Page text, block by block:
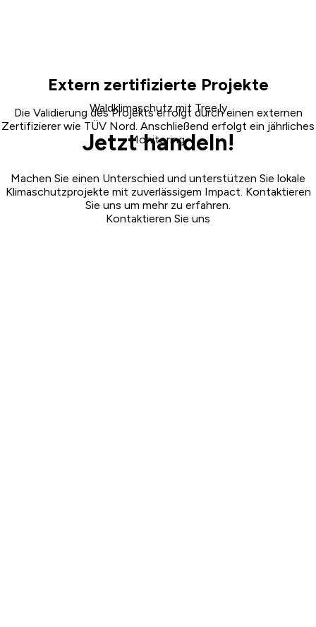
Extern zertifizierte Projekte
Die Validierung des Projekts erfolgt durch einen externen
Zertifizierer wie TÜV Nord. Anschließend erfolgt ein jährliches
Monitoring.
Waldklimaschutz mit Tree.ly
Jetzt handeln!
Machen Sie einen Unterschied und unterstützen Sie lokale
Klimaschutzprojekte mit zuverlässigem Impact. Kontaktieren
Sie uns um mehr zu erfahren.
Kontaktieren Sie uns